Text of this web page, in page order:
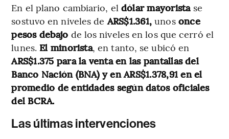
En el plano cambiario, el dólar mayorista se
sostuvo en niveles deARS$1.361,unosonce
pesos debajo de los niveles en los que cerró el
lunes. El minorista, en tanto, se ubicó en
ARS$1.375 para la venta en las pantallas del
Banco Nación (BNA) y en ARS$1.378,91 en el
promedio de entidades según datos oficiales
del BCRA.
Las últimas intervenciones